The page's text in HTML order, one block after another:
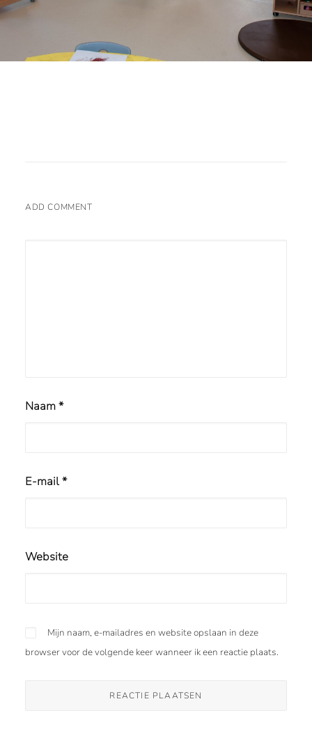
ADD COMMENT
Naam*
E-mail*
Website
Mijn naam, e-mailadres en website opslaan in deze
browser voor de volgende keer wanneer ik een reactie plaats.